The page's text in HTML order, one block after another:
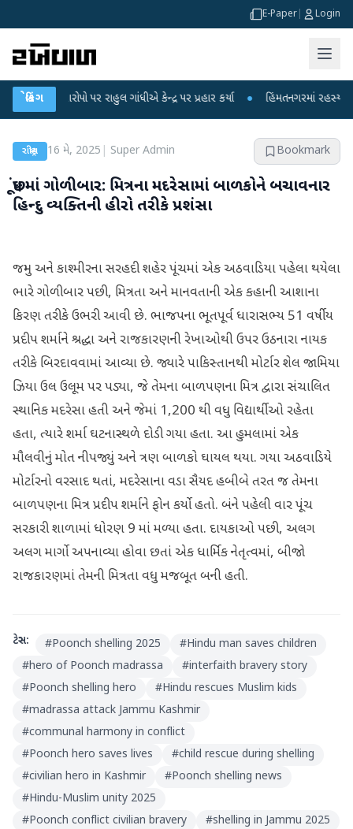
E-Paper Login
બ્રેકિંગ
આરોપો પર રાહુલ ગાંધીએ કેન્દ્ર પર પ્રહાર કર્યા ● હિંમતનગરમાં રહસ્યમય વાયરસ
રાષ્ટ્રીય 16 મે, 2025 Super Admin Bookmark
પૂંછમાં ગોળીબાર: મિત્રના મદરેસામાં બાળકોને બચાવનાર
હિન્દુ વ્યક્તિની હીરો તરીકે પ્રશંસા
જમ્મુ અને કાશ્મીરના સરહદી શહેર પૂંચમાં એક અઠવાડિયા પહેલા થયેલા
ભારે ગોળીબાર પછી, મિત્રતા અને માનવતાની એક કહાની આશાના
કિરણ તરીકે ઉભરી આવી છે. ભાજપના ભૂતપૂર્વ ધારાસભ્ય 51 વર્ષીય
પ્રદીપ શર્માને શ્રદ્ધા અને રાજકારણની રેખાઓથી ઉપર ઉઠનારા નાયક
તરીકે બિરદાવવામાં આવ્યા છે. જ્યારે પાકિસ્તાનથી મોર્ટાર શેલ જામિયા
ઝિયા ઉલ ઉલૂમ પર પડ્યા, જે તેમના બાળપણના મિત્ર દ્વારા સંચાલિત
સ્થાનિક મદરેસા હતી અને જેમાં 1,200 થી વધુ વિદ્યાર્થીઓ રહેતા
હતા, ત્યારે શર્મા ઘટનાસ્થળે દોડી ગયા હતા. આ હુમલામાં એક
મૌલવીનું મોત નીપજ્યું અને ત્રણ બાળકો ઘાયલ થયા. ગયા અઠવાડિયે
મોર્ટારનો વરસાદ થતાં, મદરેસાના વડા સૈયદ હબીબે તરત જ તેમના
બાળપણના મિત્ર પ્રદીપ શર્માને ફોન કર્યો હતો. બંને પહેલી વાર પૂંચ
સરકારી શાળામાં ધોરણ 9 માં મળ્યા હતા. દાયકાઓ પછી, અલગ
અલગ માર્ગો અપનાવ્યા હોવા છતાં એક ધાર્મિક નેતૃત્વમાં, બીજો
રાજકારણમાં તેમની મિત્રતા વધુ મજબૂત બની હતી.
ટેગ્સ: #Poonch shelling 2025 #Hindu man saves children
#hero of Poonch madrassa #interfaith bravery story
#Poonch shelling hero #Hindu rescues Muslim kids
#madrassa attack Jammu Kashmir
#communal harmony in conflict
#Poonch hero saves lives #child rescue during shelling
#civilian hero in Kashmir #Poonch shelling news
#Hindu-Muslim unity 2025
#Poonch conflict civilian bravery #shelling in Jammu 2025